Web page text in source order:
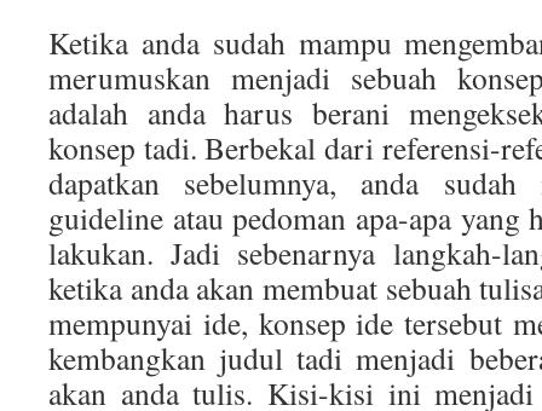
Ketika anda sudah mampu
merumuskan menjadi sebuah
adalah anda harus berani
konsep tadi. Berbekal dari referensi-
dapatkan sebelumnya, anda sudah
guideline atau pedoman apa-apa yang
lakukan. Jadi sebenarnya langkah-
ketika anda akan membuat sebuah
mempunyai ide, konsep ide tersebut
kembangkan judul tadi menjadi
akan anda tulis. Kisi-kisi ini